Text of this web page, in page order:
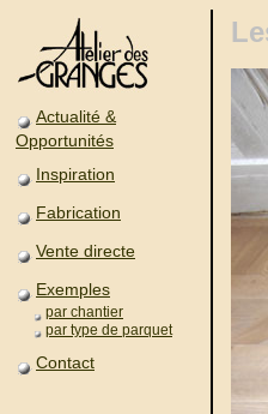
Actualité &
Opportunités
Inspiration
Fabrication
Vente directe
Exemples
par chantier
par type de parquet
Contact